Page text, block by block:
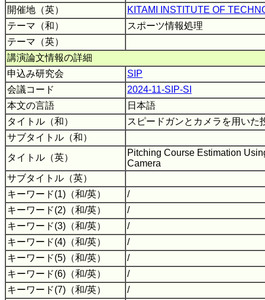
開催地（英）
KITAMI INSTITUTE OF
テーマ（和）
スポーツ情報処理
テーマ（英）
講演論文情報の詳細
申込み研究会
SIP
会議コード
2024-11-SIP-SI
本文の言語
日本語
タイトル（和）
スピードガンとカメラを用い
サブタイトル（和）
タイトル（英）
Pitching Course Estimation
Camera
サブタイトル（英）
キーワード(1)（和/英）
/
キーワード(2)（和/英）
/
キーワード(3)（和/英）
/
キーワード(4)（和/英）
/
キーワード(5)（和/英）
/
キーワード(6)（和/英）
/
キーワード(7)（和/英）
/